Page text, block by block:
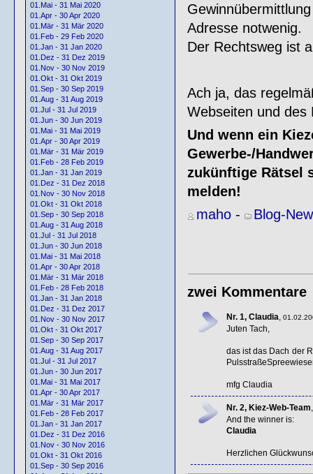
01.Mai - 31 Mai 2020
01.Apr - 30 Apr 2020
01.Mär - 31 Mär 2020
01.Feb - 29 Feb 2020
01.Jan - 31 Jan 2020
01.Dez - 31 Dez 2019
01.Nov - 30 Nov 2019
01.Okt - 31 Okt 2019
01.Sep - 30 Sep 2019
01.Aug - 31 Aug 2019
01.Jul - 31 Jul 2019
01.Jun - 30 Jun 2019
01.Mai - 31 Mai 2019
01.Apr - 30 Apr 2019
01.Mär - 31 Mär 2019
01.Feb - 28 Feb 2019
01.Jan - 31 Jan 2019
01.Dez - 31 Dez 2018
01.Nov - 30 Nov 2018
01.Okt - 31 Okt 2018
01.Sep - 30 Sep 2018
01.Aug - 31 Aug 2018
01.Jul - 31 Jul 2018
01.Jun - 30 Jun 2018
01.Mai - 31 Mai 2018
01.Apr - 30 Apr 2018
01.Mär - 31 Mär 2018
01.Feb - 28 Feb 2018
01.Jan - 31 Jan 2018
01.Dez - 31 Dez 2017
01.Nov - 30 Nov 2017
01.Okt - 31 Okt 2017
01.Sep - 30 Sep 2017
01.Aug - 31 Aug 2017
01.Jul - 31 Jul 2017
01.Jun - 30 Jun 2017
01.Mai - 31 Mai 2017
01.Apr - 30 Apr 2017
01.Mär - 31 Mär 2017
01.Feb - 28 Feb 2017
01.Jan - 31 Jan 2017
01.Dez - 31 Dez 2016
01.Nov - 30 Nov 2016
01.Okt - 31 Okt 2016
01.Sep - 30 Sep 2016
Adresse notwenig.
Der Rechtsweg ist
Ach ja, das
Webseiten und
Und wenn ein
Gewerbe-/
zukünftige Rätsel
melden!
maho- Blog-
zwei Kommentare
Nr. 1, Claudia
Juten Tach,
das ist das Dach der
mfg Claudia
Nr. 2, Kiez-Web-Team
And the winner is:
Claudia
Herzlichen